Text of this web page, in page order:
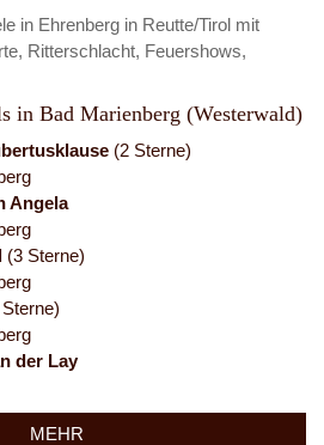
in Ehrenberg in Reutte/Tirol mit
Ritterschlacht, Feuershows,
in Bad Marienberg (Westerwald)
(2 Sterne)
Angela
(3 Sterne)
der Lay
MEHR